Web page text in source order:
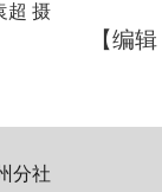
超 摄
【编
分社